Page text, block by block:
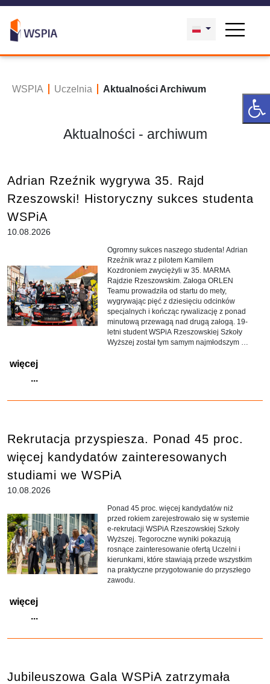
WSPIA Uczelnia Aktualności Archiwum
Aktualności - archiwum
Adrian Rzeźnik wygrywa 35. Rajd
Rzeszowski! Historyczny sukces studenta
WSPiA
10.08.2026
Ogromny sukces naszego studenta! Adrian
Rzeźnik wraz z pilotem Kamilem
Kozdroniem zwyciężyli w 35. MARMA
Rajdzie Rzeszowskim. Załoga ORLEN
Teamu prowadziła od startu do mety,
wygrywając pięć z dziesięciu odcinków
specjalnych i kończąc rywalizację z ponad
minutową przewagą nad drugą załogą. 19-
letni student WSPiA Rzeszowskiej Szkoły
Wyższej został tym samym najmłodszym w
więcej
...
Rekrutacja przyspiesza. Ponad 45 proc.
więcej kandydatów zainteresowanych
studiami we WSPiA
10.08.2026
Ponad 45 proc. więcej kandydatów niż
przed rokiem zarejestrowało się w systemie
e-rekrutacji WSPiA Rzeszowskiej Szkoły
Wyższej. Tegoroczne wyniki pokazują
rosnące zainteresowanie ofertą Uczelni i
kierunkami, które stawiają przede wszystkim
na praktyczne przygotowanie do przyszłego
zawodu.
więcej
...
Jubileuszowa Gala WSPiA zatrzymała